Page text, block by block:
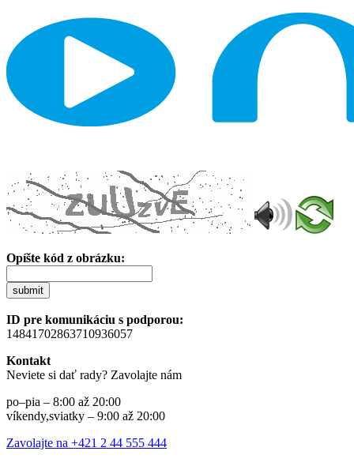
Opíšte kód z obrázku:
submit
ID pre komunikáciu s podporou:
14841702863710936057
Kontakt
Neviete si dať rady? Zavolajte nám
po–pia – 8:00 až 20:00
víkendy,sviatky – 9:00 až 20:00
Zavolajte na +421 2 44 555 444